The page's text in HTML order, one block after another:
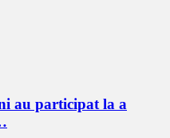
au participat la a